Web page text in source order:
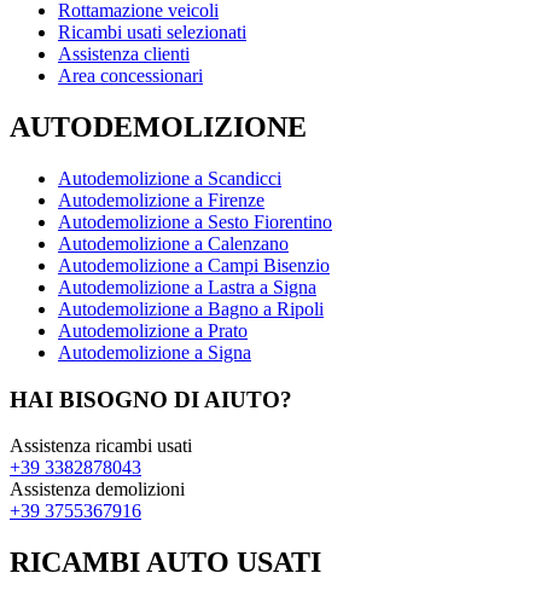
Rottamazione veicoli
Ricambi usati selezionati
Assistenza clienti
Area concessionari
AUTODEMOLIZIONE
Autodemolizione a Scandicci
Autodemolizione a Firenze
Autodemolizione a Sesto Fiorentino
Autodemolizione a Calenzano
Autodemolizione a Campi Bisenzio
Autodemolizione a Lastra a Signa
Autodemolizione a Bagno a Ripoli
Autodemolizione a Prato
Autodemolizione a Signa
HAI BISOGNO DI AIUTO?
Assistenza ricambi usati
+39 3382878043
Assistenza demolizioni
+39 3755367916
RICAMBI AUTO USATI